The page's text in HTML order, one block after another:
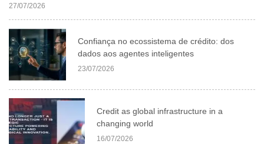
27/07/2026
Confiança no ecossistema de crédito: dos
dados aos agentes inteligentes
23/07/2026
Credit as global infrastructure in a
changing world
16/07/2026